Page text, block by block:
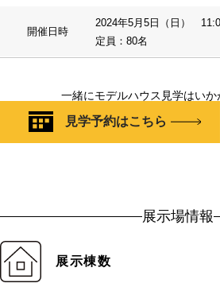
開催日時
2024年5月5日（日）
定員：80名
一緒にモデルハウス見学はいか
見学予約はこちら
展示場情報
展示棟数